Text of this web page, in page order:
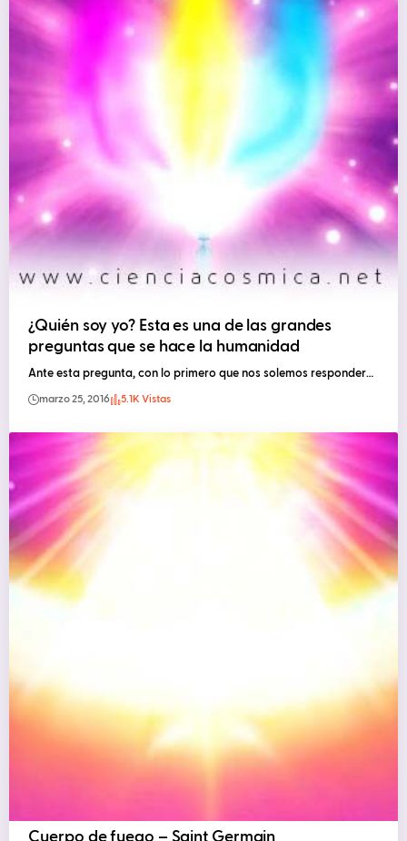
¿Quién soy yo? Esta es una de las grandes
preguntas que se hace la humanidad
Ante esta pregunta, con lo primero que nos solemos responder…
marzo 25, 2016 5.1K Vistas
Cuerpo de fuego – Saint Germain